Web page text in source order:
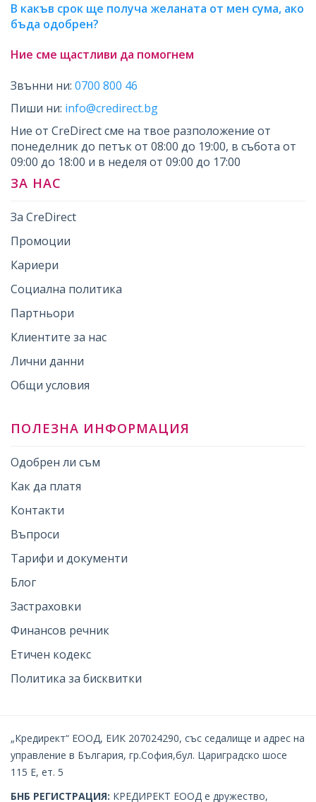
В какъв срок ще получа желаната от мен сума, ако
бъда одобрен?
Ние сме щастливи да помогнем
Звънни ни: 0700 800 46
Пиши ни: info@credirect.bg
Ние от CreDirect сме на твое разположение от
понеделник до петък от 08:00 до 19:00, в събота от
09:00 до 18:00 и в неделя от 09:00 до 17:00
ЗА НАС
За CreDirect
Промоции
Кариери
Социална политика
Партньори
Клиентите за нас
Лични данни
Общи условия
ПОЛЕЗНА ИНФОРМАЦИЯ
Одобрен ли съм
Как да платя
Контакти
Въпроси
Тарифи и документи
Блог
Застраховки
Финансов речник
Етичен кодекс
Политика за бисквитки
„Кредирект“ ЕООД, ЕИК 207024290, със седалище и адрес на
управление в България, гр.София,бул. Цариградско шосе
115 Е, ет. 5
БНБ РЕГИСТРАЦИЯ: КРЕДИРЕКТ EOOД е дружество,